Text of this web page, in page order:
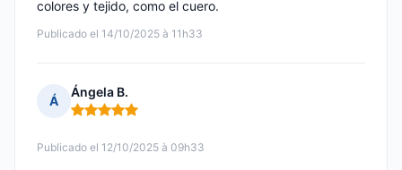
Publicado el 14/10/2025 à 11h33
colores y tejido, como el cuero.
Á
Ángela B.
Nota: 5 de 5
Publicado el 12/10/2025 à 09h33